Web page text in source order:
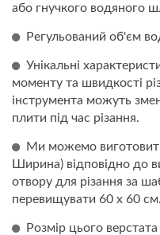
або гнучкого водяного
Регульований об'єм
Унікальні
моменту та швидкості
інструмента можуть
плити під час різання.
Ми можемо
Ширина) відповідно до
отвору для різання за
перевищувати 60 x 60 см.
Розмір цього